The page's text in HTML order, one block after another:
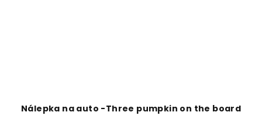
Nálepka na auto -Three pumpkin on the board